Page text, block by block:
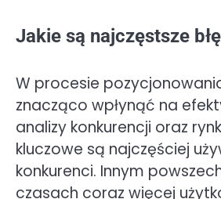
Jakie są najczęstsze
W procesie
znacząco wpłynąć na
analizy konkurencji oraz
kluczowe są najczęściej
konkurenci. Innym
czasach coraz więcej